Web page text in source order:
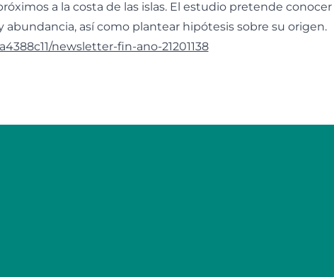
a la costa de las islas. El estudio pretende
abundancia, así como plantear hipótesis sobre su origen.
newsletter-fin-ano-21201138